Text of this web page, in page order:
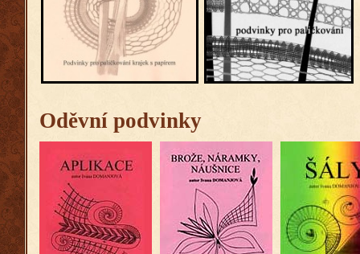
Oděvní podvinky